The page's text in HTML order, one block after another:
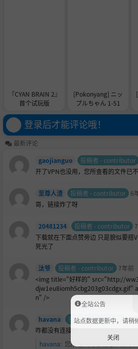
『CYAN BRAIN 2』
首个试玩版
[Pokonyang] ニッ
プルちゃん 1-51
登录后才能评论哦！
最新评论
gaojianguo
投稿者 - contributor
开了VPN也没用，您所查看的文件已
至尊人渣 投稿者 - contributor 6
哥，链接炸了呀
20481234 投稿者 - contributor
下载就在下面点赞旁边 只是貌似要搭
死光了
汰爷 投稿者 - contributor 7年前
<img title="好样的" src="http://
djw1eu8iomh5cbg203g03cdgx.gif"
n" />
havana 投稿者 - contributor 7
咋都没有连接啊
havana: 您所输入的秘钥是错误的
全站公告
站点数据更新中，请稍
关闭